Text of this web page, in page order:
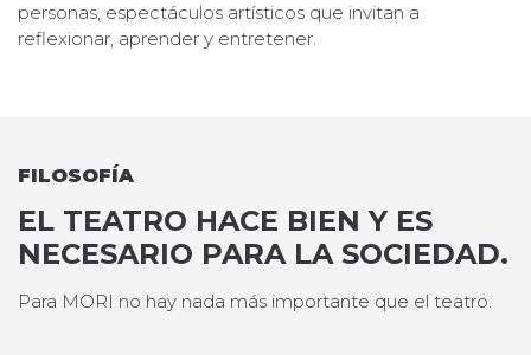
personas, espectáculos artísticos que invitan a
reflexionar, aprender y entretener.
FILOSOFÍA
EL TEATRO HACE BIEN Y ES
NECESARIO PARA LASOCIEDAD.
Para MORI no hay nada más importante que el teatro.